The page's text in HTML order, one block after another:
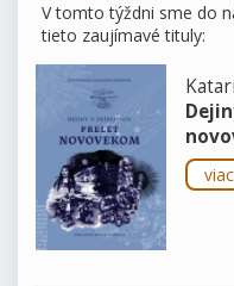
V tomto týždni sme do
tieto zaujímavé tituly: